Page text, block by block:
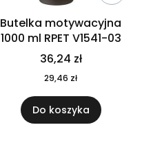
Butelka motywacyjna
1000 ml RPET V1541-03
36,24 zł
29,46 zł
Do koszyka